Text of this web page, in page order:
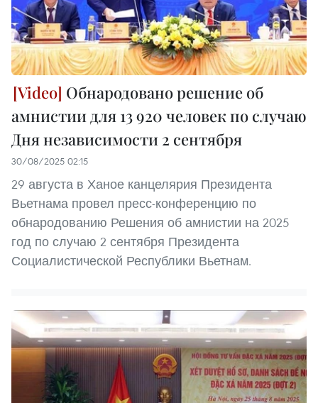
Обнародовано решение об
амнистии для 13 920 человек по случаю
Дня независимости 2 сентября
30/08/2025 02:15
29 августа в Ханое канцелярия Президента
Вьетнама провел пресс-конференцию по
обнародованию Решения об амнистии на 2025
год по случаю 2 сентября Президента
Социалистической Республики Вьетнам.